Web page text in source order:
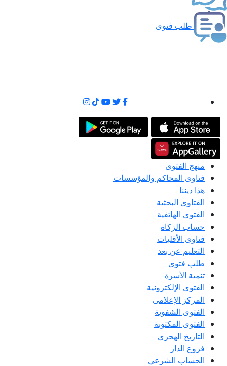
طلب فتوى
منهج الفتوى
فتاوى المحاكم والمؤسسات
هذا ديننا
الفتاوى البحثية
الفتوى الهاتفية
حساب الزكاة
فتاوى الأقليات
التعليم عن بعد
طلب فتوى
تنمية الأسرة
الفتوى الإلكترونية
المركز الإعلامى
الفتوى الشفوية
الفتوى المكتوبة
التاريخ الهجري
فروع الدار
الحساب الشرعي